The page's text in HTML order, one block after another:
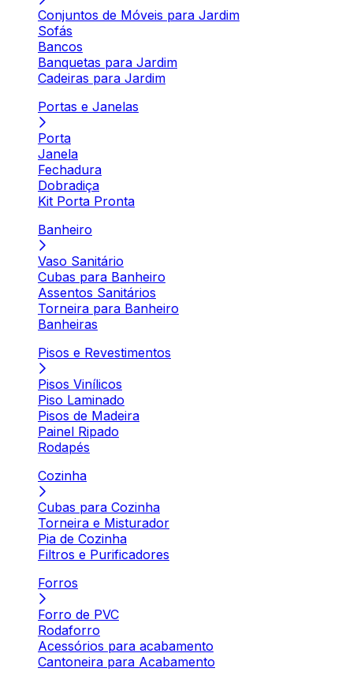
Conjuntos de Móveis para Jardim
Sofás
Bancos
Banquetas para Jardim
Cadeiras para Jardim
Portas e Janelas
Porta
Janela
Fechadura
Dobradiça
Kit Porta Pronta
Banheiro
Vaso Sanitário
Cubas para Banheiro
Assentos Sanitários
Torneira para Banheiro
Banheiras
Pisos e Revestimentos
Pisos Vinílicos
Piso Laminado
Pisos de Madeira
Painel Ripado
Rodapés
Cozinha
Cubas para Cozinha
Torneira e Misturador
Pia de Cozinha
Filtros e Purificadores
Forros
Forro de PVC
Rodaforro
Acessórios para acabamento
Cantoneira para Acabamento